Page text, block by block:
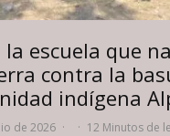
la escuela que
contra la
indígena
de 2026 · · 12 Minutos de